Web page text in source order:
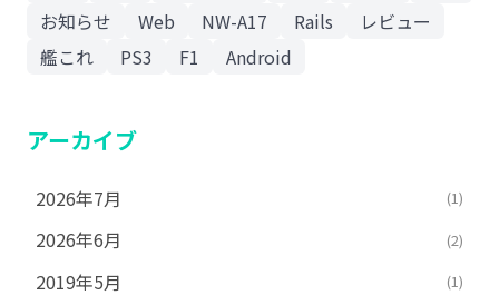
お知らせ
Web NW-A17 Rails
レビュー
艦これ
PS3 F1 Android
アーカイブ
2026年7月 (1)
2026年6月 (2)
2019年5月 (1)